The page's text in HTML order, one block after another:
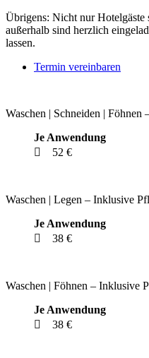
Übrigens: Nicht nur
außerhalb sind herzlich
lassen.
Termin vereinbaren
Waschen | Schneiden | Föhnen
Je Anwendung
52 €
Waschen | Legen – Inklusive
Je Anwendung
38 €
Waschen | Föhnen – Inklusive
Je Anwendung
38 €